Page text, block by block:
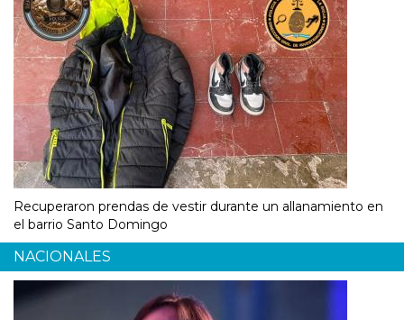
Recuperaron prendas de vestir durante un allanamiento en
el barrio Santo Domingo
NACIONALES